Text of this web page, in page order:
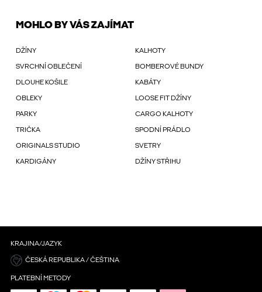
MOHLO BY VÁS ZAJÍMAT
DŽÍNY KALHOTY
SVRCHNÍ OBLEČENÍ BOMBEROVÉ BUNDY
DLOUHE KOŠILE KABÁTY
OBLEKY LOOSE FIT DŽÍNY
PARKY CARGO KALHOTY
TRIČKA SPODNÍ PRÁDLO
ORIGINALS STUDIO SVETRY
KARDIGÁNY DŽÍNY STŘIHU
KRAJINA/JAZYK
ČESKÁ REPUBLIKA / ČEŠTINA
PLATEBNÍ METODY